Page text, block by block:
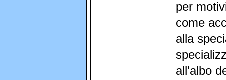
per
come
alla
all'albo